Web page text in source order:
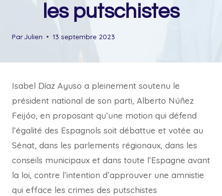
les putschistes
ParJulien 13 septembre 2023
Isabel Díaz Ayuso a pleinement soutenu le
président national de son parti, Alberto Núñez
Feijóo, en proposant qu’une motion qui défend
l’égalité des Espagnols soit débattue et votée au
Sénat, dans les parlements régionaux, dans les
conseils municipaux et dans toute l’Espagne avant
la loi, contre l’intention d’approuver une amnistie
qui efface les crimes des putschistes